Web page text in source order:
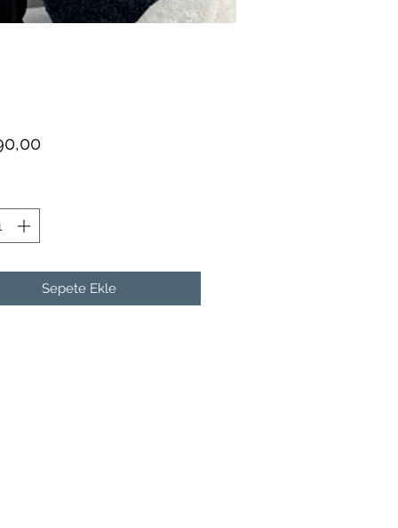
Fiyat
Sepete Ekle